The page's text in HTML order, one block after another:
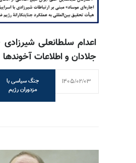
اعدام سلطانعلی
جلادان و اطلاعات آخوندها
جنگ سیاسی با
مزدوران رژیم
1405/02/03